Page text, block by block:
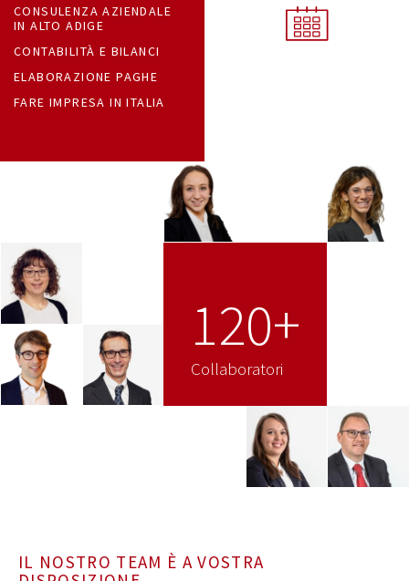
CONSULENZA AZIENDALE
IN ALTO ADIGE
CONTABILITÀ E BILANCI
ELABORAZIONE PAGHE
FARE IMPRESA IN ITALIA
120+
Collaboratori
IL NOSTRO TEAM È A VOSTRA